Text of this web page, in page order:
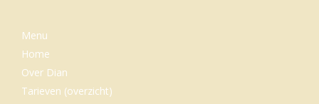
durft
of
je
zelf
Menu
Home
Over Dian
Tarieven (overzicht)